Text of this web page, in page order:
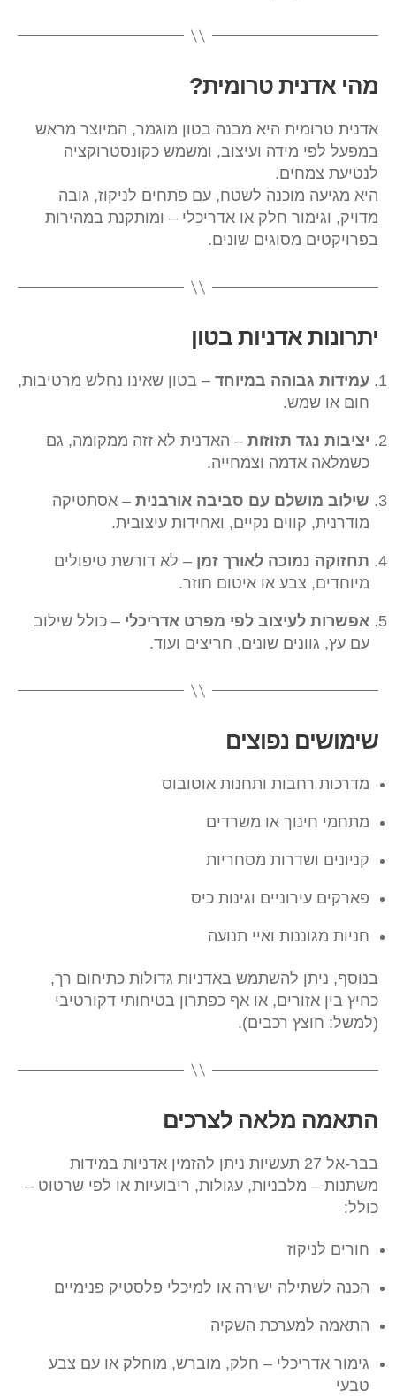
מהי אדנית טרומית?
אדנית טרומית היא מבנה בטון מוגמר, המיוצר מראש
במפעל לפי מידה ועיצוב, ומשמש כקונסטרוקציה
לנטיעת צמחים.
היא מגיעה מוכנה לשטח, עם פתחים לניקוז, גובה
מדויק, וגימור חלק או אדריכלי – ומותקנת במהירות
בפרויקטים מסוגים שונים.
יתרונות אדניות בטון
עמידות גבוהה במיוחד – בטון שאינו נחלש מרטיבות,
חום או שמש.
יציבות נגד תזוזות – האדנית לא זזה ממקומה, גם
כשמלאה אדמה וצמחייה.
שילוב מושלם עם סביבה אורבנית – אסתטיקה
מודרנית, קווים נקיים, ואחידות עיצובית.
תחזוקה נמוכה לאורך זמן – לא דורשת טיפולים
מיוחדים, צבע או איטום חוזר.
אפשרות לעיצוב לפי מפרט אדריכלי – כולל שילוב
עם עץ, גוונים שונים, חריצים ועוד.
שימושים נפוצים
מדרכות רחבות ותחנות אוטובוס
מתחמי חינוך או משרדים
קניונים ושדרות מסחריות
פארקים עירוניים וגינות כיס
חניות מגוננות ואיי תנועה
בנוסף, ניתן להשתמש באדניות גדולות כתיחום רך,
כחיץ בין אזורים, או אף כפתרון בטיחותי דקורטיבי
(למשל: חוצץ רכבים).
התאמה מלאה לצרכים
בבר-אל 27 תעשיות ניתן להזמין אדניות במידות
משתנות – מלבניות, עגולות, ריבועיות או לפי שרטוט –
כולל:
חורים לניקוז
הכנה לשתילה ישירה או למיכלי פלסטיק פנימיים
התאמה למערכת השקיה
גימור אדריכלי – חלק, מוברש, מוחלק או עם צבע
טבעי